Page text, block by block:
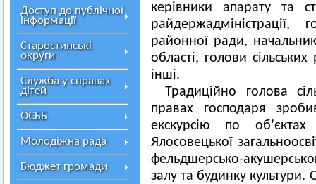
Доступ до публічної
інформації
Старостинські
округи
Служба у справах
дітей
ОСББ
Молодіжна рада
Бюджет громади
керівники апарату та
райдержадміністрації,
районної ради,
області, голови
інші.
Традиційно голова
правах господаря
екскурсію по
Ялосовецької
фельдшерсько-
залу та будинку